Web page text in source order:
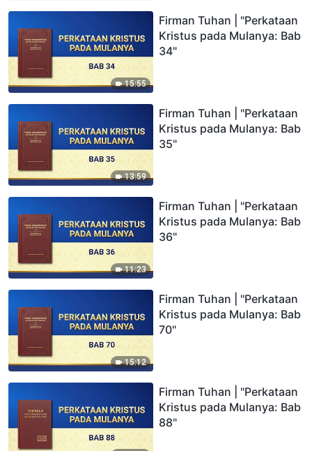
15:55
Firman Tuhan | "Perkataan
Kristus pada Mulanya: Bab
34"
13:59
Firman Tuhan | "Perkataan
Kristus pada Mulanya: Bab
35"
11:23
Firman Tuhan | "Perkataan
Kristus pada Mulanya: Bab
36"
15:12
Firman Tuhan | "Perkataan
Kristus pada Mulanya: Bab
70"
Firman Tuhan | "Perkataan
Kristus pada Mulanya: Bab
88"